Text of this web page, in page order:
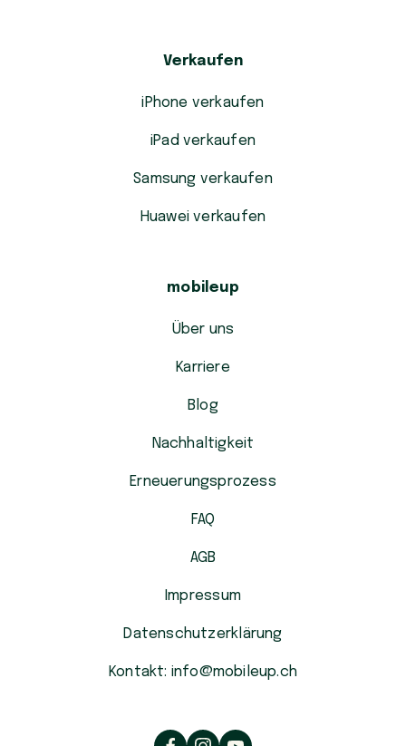
Verkaufen
iPhone verkaufen
iPad verkaufen
Samsung verkaufen
Huawei verkaufen
mobileup
Über uns
Karriere
Blog
Nachhaltigkeit
Erneuerungsprozess
FAQ
AGB
Impressum
Datenschutzerklärung
Kontakt: info@mobileup.ch